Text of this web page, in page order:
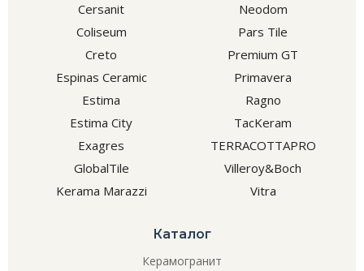
Cersanit
Coliseum
Creto
Espinas Ceramic
Estima
Estima City
Exagres
GlobalTile
Kerama Marazzi
Neodom
Pars Tile
Premium GT
Primavera
Ragno
TacKeram
TERRACOTTAPRO
Villeroy&Boch
Vitra
Каталог
Керамогранит